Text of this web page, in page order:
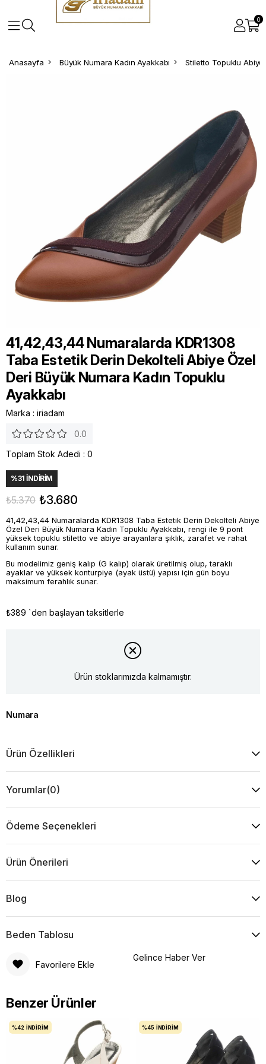
0
Anasayfa Büyük Numara Kadın Ayakkabı Stiletto Topuklu Abiye
41,42,43,44 Numaralarda KDR1308
Taba Estetik Derin Dekolteli Abiye Özel
Deri Büyük Numara Kadın Topuklu
Ayakkabı
Marka : iriadam
0.0
Toplam Stok Adedi : 0
%31 İNDIRIM
₺5.370 ₺3.680
41,42,43,44 Numaralarda KDR1308 Taba Estetik Derin Dekolteli Abiye
Özel Deri Büyük Numara Kadın Topuklu Ayakkabı, rengi ile 9 pont
yüksek topuklu stiletto ve abiye arayanlara şıklık, zarafet ve rahat
kullanım sunar.
Bu modelimiz geniş kalıp (G kalıp) olarak üretilmiş olup, taraklı
ayaklar ve yüksek konturpiye (ayak üstü) yapısı için gün boyu
maksimum ferahlık sunar.
₺389 `den başlayan taksitlerle
Ürün stoklarımızda kalmamıştır.
Numara
Ürün Özellikleri
Yorumlar(0)
Ödeme Seçenekleri
Ürün Önerileri
Blog
Beden Tablosu
Favorilere Ekle
Gelince Haber Ver
Benzer Ürünler
%42 İNDIRIM %45 İNDIRIM